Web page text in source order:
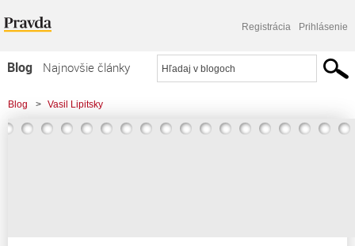
Registrácia Prihlásenie
Blog
Najnovšie články
Najčítanejšie články
Najkomentovanejšie články
Blog > Vasil Lipitsky